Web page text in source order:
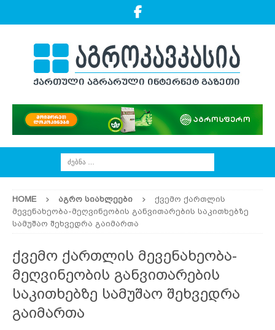
HOME ᲐᲒᲠᲝ ᲡᲘᲐᲮᲚᲔᲔᲑᲘ
ქვემო ქართლის
მევენახეობა-მეღვინეობის განვითარების საკითხებზე
სამუშაო შეხვედრა გაიმართა
ქვემო ქართლის მევენახეობა-
მეღვინეობის განვითარების
საკითხებზე სამუშაო შეხვედრა
გაიმართა